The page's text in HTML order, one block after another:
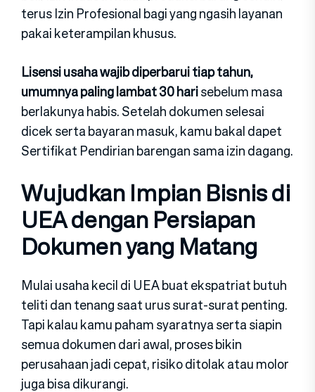
terus Izin Profesional bagi yang ngasih layanan
pakai keterampilan khusus.
Lisensi usaha wajib diperbarui tiap tahun,
umumnya paling lambat 30 harisebelum masa
berlakunya habis. Setelah dokumen selesai
dicek serta bayaran masuk, kamu bakal dapet
Sertifikat Pendirian barengan sama izin dagang.
Wujudkan Impian Bisnis di
UEA dengan Persiapan
Dokumen yang Matang
Mulai usaha kecil di UEA buat ekspatriat butuh
teliti dan tenang saat urus surat-surat penting.
Tapi kalau kamu paham syaratnya serta siapin
semua dokumen dari awal, proses bikin
perusahaan jadi cepat, risiko ditolak atau molor
juga bisa dikurangi.